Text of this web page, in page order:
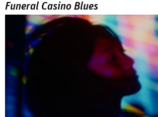
Funeral Casino Blues